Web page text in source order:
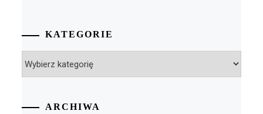
KATEGORIE
ARCHIWA